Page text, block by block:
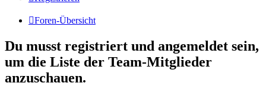
Foren-Übersicht
Du musst registriert und angemeldet sein,
um die Liste der Team-Mitglieder
anzuschauen.